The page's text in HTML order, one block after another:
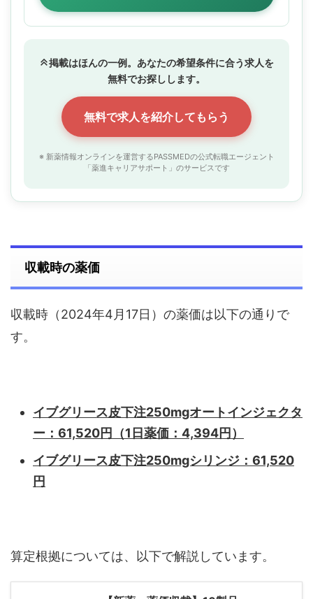
掲載はほんの一例。あなたの希望条件に合う求人を
無料でお探しします。
無料で求人を紹介してもらう
※ 新薬情報オンラインを運営するPASSMEDの公式転職エージェント
「薬進キャリアサポート」のサービスです
収載時の薬価
収載時（2024年4月17日）の薬価は以下の通りで
す。
イブグリース皮下注250mgオートインジェクタ
ー：61,520円（1日薬価：4,394円）
イブグリース皮下注250mgシリンジ：61,520
円
算定根拠については、以下で解説しています。